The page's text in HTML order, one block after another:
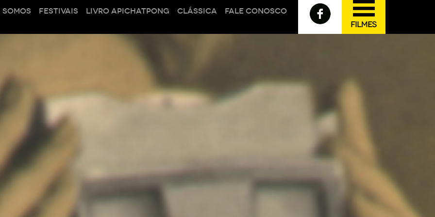
SOMOS FESTIVAIS LIVRO APICHATPONG CLÁSSICA FALE CONOSCO